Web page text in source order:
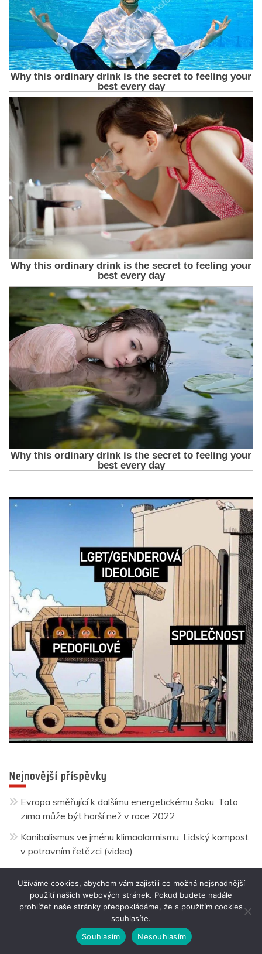
Nejnovější příspěvky
Evropa směřující k dalšímu energetickému šoku: Tato
zima může být horší než v roce 2022
Kanibalismus ve jménu klimaalarmismu: Lidský kompost
v potravním řetězci (video)
AI: Nástroj superbohatých pro turbozisk a udržení moci
(video)
Opravdu by Rusko přestalo existovat bez maximálního
vítězství v ukrajinském konfliktu?
Británie chystá přidat do mouky přípravek, který
Užíváme cookies, abychom vám zajistili co možná nejsnadnější
použití našich webových stránek. Pokud budete nadále
prohlížet naše stránky předpokládáme, že s použitím cookies
souhlasíte.
Souhlasím
Nesouhlasím